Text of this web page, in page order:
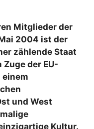
Mitglieder der
2004 ist der
zählende Staat
der EU-
einem
und West
Kultur.